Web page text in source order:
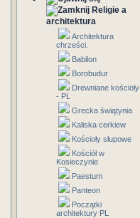
Religie a
architektura
Architektura
chrześci.
Babilon
Borobudur
Drewniane kościoły
- PL
Grecka świątynia
Kaliska cerkiew
Kościoły słupowe
Kościół w
Kosieczynie
Paestum
Panteon
Początki
architektury PL